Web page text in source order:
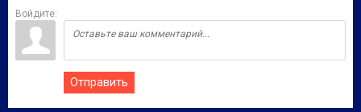
Войдите:
Отправить